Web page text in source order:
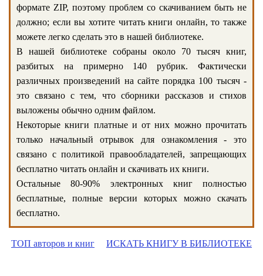
формате ZIP, поэтому проблем со скачиванием быть не
должно; если вы хотите читать книги онлайн, то также
можете легко сделать это в нашей библиотеке.
В нашей библиотеке собраны около 70 тысяч книг,
разбитых на примерно 140 рубрик. Фактически
различных произведений на сайте порядка 100 тысяч -
это связано с тем, что сборники рассказов и стихов
выложены обычно одним файлом.
Некоторые книги платные и от них можно прочитать
только начальный отрывок для ознакомления - это
связано с политикой правообладателей, запрещающих
бесплатно читать онлайн и скачивать их книги.
Остальные 80-90% электронных книг полностью
бесплатные, полные версии которых можно скачать
бесплатно.
ТОП авторов и книг ИСКАТЬ КНИГУ В БИБЛИОТЕКЕ